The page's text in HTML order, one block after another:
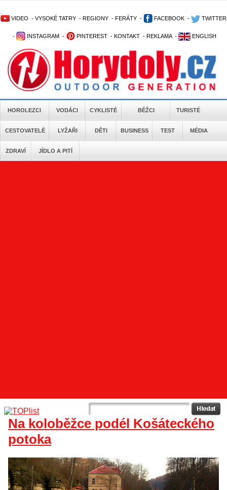
VIDEO - VYSOKÉ TATRY - REGIONY - FERÁTY - FACEBOOK - TWITTER
- INSTAGRAM - PINTEREST - KONTAKT - REKLAMA - ENGLISH
HOROLEZCI VODÁCI CYKLISTÉ BĚŽCI TURISTÉ
CESTOVATELÉ LYŽAŘI DĚTI BUSINESS TEST MÉDIA
ZDRAVÍ JÍDLO A PITÍ
Na koloběžce podél Košáteckého
potoka